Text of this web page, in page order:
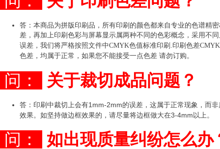
答： 本商品为拼版印刷品，所有印刷的颜色都来自专业的色谱精
差，再加上印刷色彩与屏幕显示属两种不同的色彩概念，采用不
误差，我们将严格按照文件中CMYK色值标准印刷.印刷色差
色差，均属于正常，如果您不能接受一点色差 请勿订购。
问： 关于裁切成品问题？
答：印刷中裁切上会有1mm-2mm的误差，这属于正常现象，而
效果。如坚持做边框效果的，请尽量将边框做大在3-4mm以上。
问： 如出现质量纠纷怎么办